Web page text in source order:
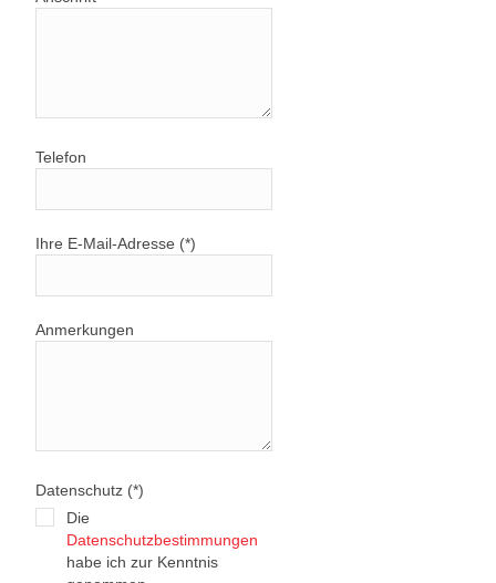
Telefon
Ihre E-Mail-Adresse (*)
Anmerkungen
Datenschutz (*)
Die
Datenschutzbestimmungen
habe ich zur Kenntnis